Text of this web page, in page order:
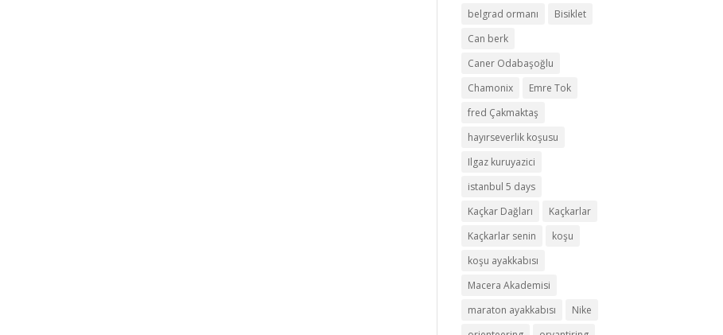
belgrad ormanı
Bisiklet
Can berk
Caner Odabaşoğlu
Chamonix
Emre Tok
fred Çakmaktaş
hayırseverlik koşusu
Ilgaz kuruyazici
istanbul 5 days
Kaçkar Dağları
Kaçkarlar
Kaçkarlar senin
koşu
koşu ayakkabısı
Macera Akademisi
maraton ayakkabısı
Nike